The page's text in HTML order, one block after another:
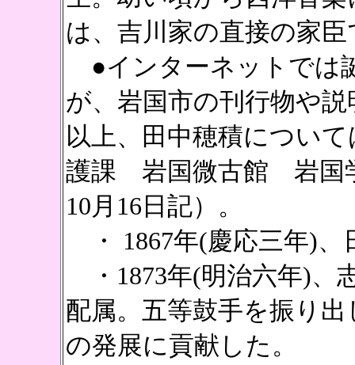
は、吉川家の直接の家
●インターネットでは
が、岩国市の刊行物や
以上、田中穂積につい
護課 岩国微古館 岩国
10月16日記）。
・ 1867年(慶応三年)、
・1873年(明治六年)、
配属。五等鼓手を振り
の発展に貢献した。